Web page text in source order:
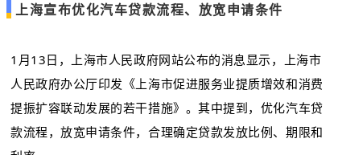
上海宣布优化汽车贷款流程、放宽申请条件
1月13日，上海市人民政府网站公布的消息显示，上海市
人民政府办公厅印发《上海市促进服务业提质增效和消费
提振扩容联动发展的若干措施》。其中提到，优化汽车贷
款流程，放宽申请条件，合理确定贷款发放比例、期限和